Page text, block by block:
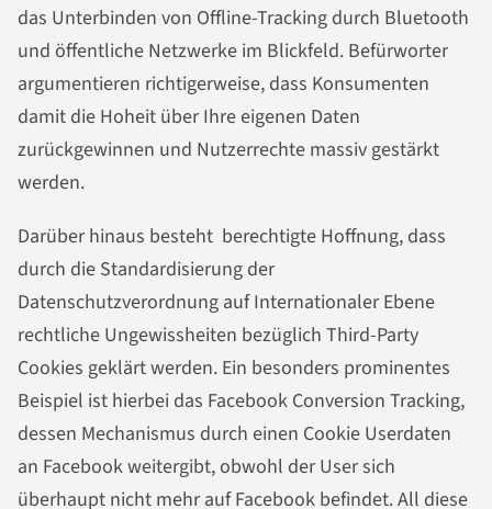
das Unterbinden von Offline-Tracking durch Bluetooth
und öffentliche Netzwerke im Blickfeld. Befürworter
argumentieren richtigerweise, dass Konsumenten
damit die Hoheit über Ihre eigenen Daten
zurückgewinnen und Nutzerrechte massiv gestärkt
werden.
Darüber hinaus besteht berechtigte Hoffnung, dass
durch die Standardisierung der
Datenschutzverordnung auf Internationaler Ebene
rechtliche Ungewissheiten bezüglich Third-Party
Cookies geklärt werden. Ein besonders prominentes
Beispiel ist hierbei das Facebook Conversion Tracking,
dessen Mechanismus durch einen Cookie Userdaten
an Facebook weitergibt, obwohl der User sich
überhaupt nicht mehr auf Facebook befindet. All diese